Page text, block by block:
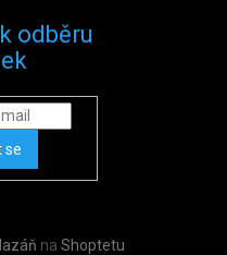
odběru
se
na Shoptetu